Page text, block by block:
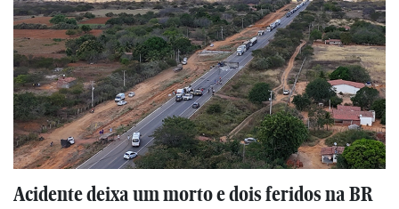
Acidente deixa um morto e dois feridos na BR